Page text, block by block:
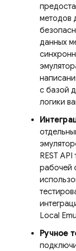
методов
данных
с базой
логики
REST
рабочей
Local
Ручное